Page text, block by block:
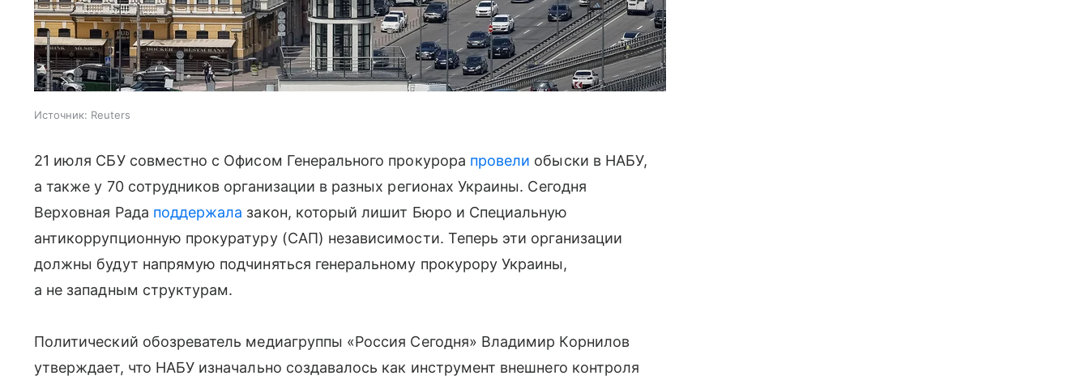
Источник: Reuters
21 июля СБУ совместно с Офисом Генерального прокурора провели обыски в НАБУ,
а также у 70 сотрудников организации в разных регионах Украины. Сегодня
Верховная Рада поддержала закон, который лишит Бюро и Специальную
антикоррупционную прокуратуру (САП) независимости. Теперь эти организации
должны будут напрямую подчиняться генеральному прокурору Украины,
а не западным структурам.
Политический обозреватель медиагруппы «Россия Сегодня» Владимир Корнилов
утверждает, что НАБУ изначально создавалось как инструмент внешнего контроля